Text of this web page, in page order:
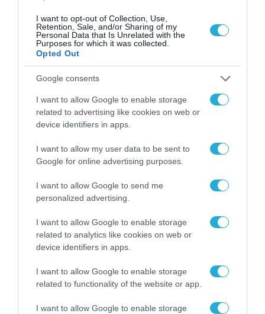
I want to opt-out of Collection, Use,
Retention, Sale, and/or Sharing of my
Personal Data that Is Unrelated with the
Purposes for which it was collected.
Opted Out
Google consents
I want to allow Google to enable storage
related to advertising like cookies on web or
device identifiers in apps.
I want to allow my user data to be sent to
Google for online advertising purposes.
I want to allow Google to send me
personalized advertising.
I want to allow Google to enable storage
related to analytics like cookies on web or
device identifiers in apps.
I want to allow Google to enable storage
related to functionality of the website or app.
I want to allow Google to enable storage
ΨΗΦΙΑΚΗ ΣΤΡΑΤΗΓΙΚΗ
Στη δημοσιότητα η Εθνική
Στρατηγική Κυβερνοασφάλειας